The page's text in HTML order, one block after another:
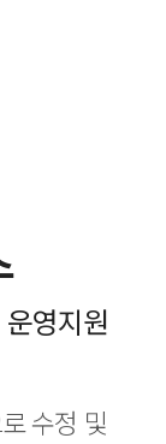
영지원
수정 및